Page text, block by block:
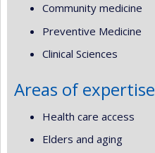
Community medicine
Preventive Medicine
Clinical Sciences
Areas of expertise
Health care access
Elders and aging